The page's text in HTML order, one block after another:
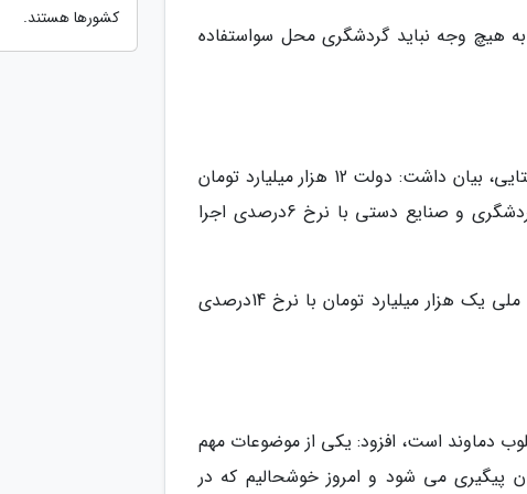
هیچ وجه نباید گردشگری محل سواستفاده
مونسان با اشاره به اقدامات دولت در حوزه حمایت از گردشگری و اشتغال روستایی، بیان داشت: دولت 12 هزار میلیارد تومان
منابع تجهیز کرده که 2400میلیارد تومان آن با تلاش سازمان میراث در حوزه گردشگری و صنایع دستی با نرخ 6درصدی اجرا
مونسان ادامه داد: برای پروژه های بزرگ گردشگری نیز از محل صندوق توسعه ملی یک هزار میلیارد تومان با نرخ 14درصدی
دماوند است، افزود: یکی از موضوعات مهم
پیگیری می شود و امروز خوشحالیم که در
کشورها هستند.